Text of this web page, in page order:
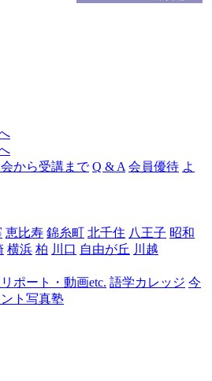
会から受講まで Q & A 会員優待 よ
恵比寿 錦糸町 北千住 八王子 昭和
横浜 柏 川口 自由が丘 川越
ポート・動画etc. 語学カレッジ 今
ト写真塾